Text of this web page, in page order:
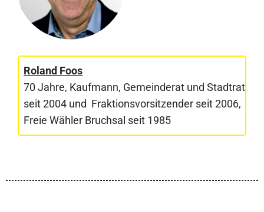
Roland Foos
70 Jahre, Kaufmann, Gemeinderat und Stadtrat
seit 2004 und Fraktionsvorsitzender seit 2006,
Freie Wähler Bruchsal seit 1985